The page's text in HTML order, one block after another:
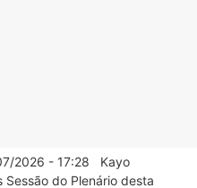
2026 - 17:28 Kayo
do Plenário desta